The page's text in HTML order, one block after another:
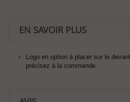
EN SAVOIR PLUS
Logo en option à placer sur le
précisez à la commande.